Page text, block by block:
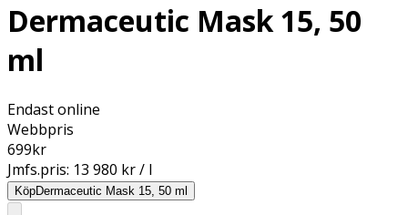
Dermaceutic Mask 15, 50
ml
Endast online
Webbpris
699kr
Jmfs.pris: 13 980 kr / l
KöpDermaceutic Mask 15, 50 ml